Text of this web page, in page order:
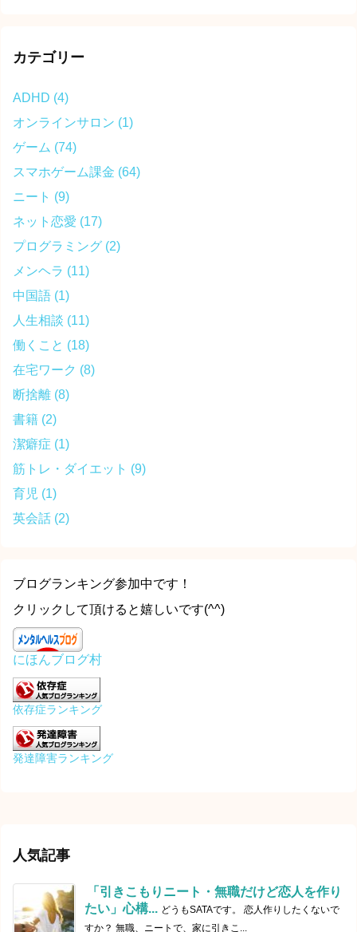
カテゴリー
ADHD (4)
オンラインサロン (1)
ゲーム (74)
スマホゲーム課金 (64)
ニート (9)
ネット恋愛 (17)
プログラミング (2)
メンヘラ (11)
中国語 (1)
人生相談 (11)
働くこと (18)
在宅ワーク (8)
断捨離 (8)
書籍 (2)
潔癖症 (1)
筋トレ・ダイエット (9)
育児 (1)
英会話 (2)
ブログランキング参加中です！
クリックして頂けると嬉しいです(^^)
にほんブログ村
依存症ランキング
発達障害ランキング
人気記事
「引きこもりニート・無職だけど恋人を作り
たい」心構... どうもSATAです。 恋人作りしたくないで
すか？ 無職、ニートで、家に引きこ...